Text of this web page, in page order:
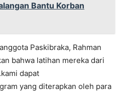
Bantu Korban
Paskibraka, Rahman
bahwa latihan mereka dari
dapat
yang diterapkan oleh para